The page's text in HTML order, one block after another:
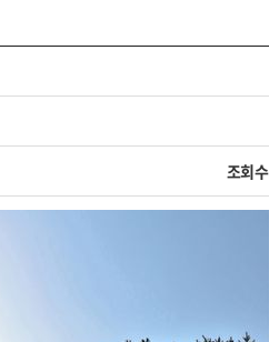
조회수